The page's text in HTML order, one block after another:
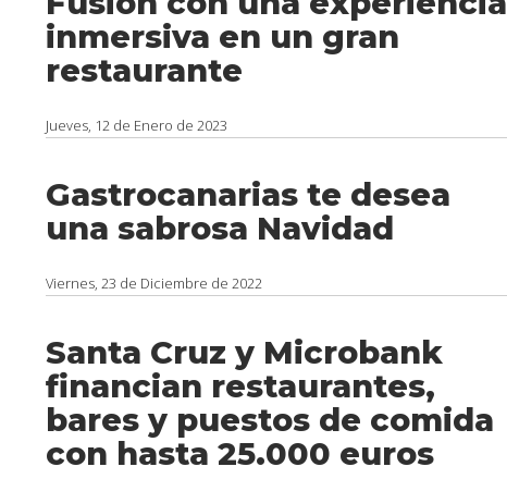
inmersiva en un gran
restaurante
Jueves, 12 de Enero de 2023
Gastrocanarias te desea
una sabrosa Navidad
Viernes, 23 de Diciembre de 2022
Santa Cruz y Microbank
financian restaurantes,
bares y puestos de comida
con hasta 25.000 euros